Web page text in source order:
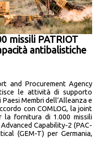
missili PATRIOT
antibalistiche
and Procurement Agency
le attività di supporto
Membri dell’Alleanza e
con COMLOG, la joint
la fornitura di 1.000 missili
Capability-2 (PAC-
(GEM-T) per Germania,